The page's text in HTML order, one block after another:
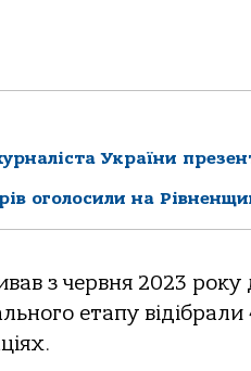
України
оголосили на
з червня 2023
етапу